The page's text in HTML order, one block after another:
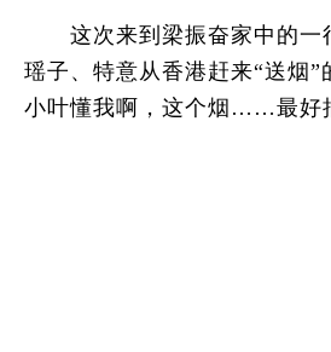
这次来到梁振奋家中的一行
瑶子、特意从香港赶来“送烟
小叶懂我啊，这个烟……最好